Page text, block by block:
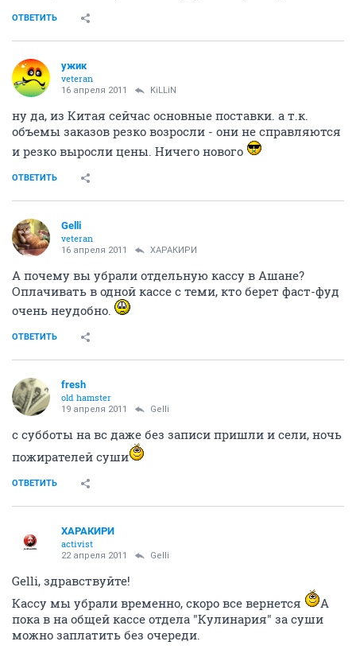
ОТВЕТИТЬ
ужик
veteran
16 апреля 2011 KiLLiN
ну да, из Китая сейчас основные поставки. а т.к.
объемы заказов резко возросли - они не справляются
и резко выросли цены. Ничего нового
ОТВЕТИТЬ
Gelli
veteran
16 апреля 2011 ХАРАКИРИ
А почему вы убрали отдельную кассу в Ашане?
Оплачивать в одной кассе с теми, кто берет фаст-фуд
очень неудобно.
ОТВЕТИТЬ
fresh
old hamster
19 апреля 2011 Gelli
с субботы на вс даже без записи пришли и сели, ночь
пожирателей суши
ОТВЕТИТЬ
ХАРАКИРИ
activist
22 апреля 2011 Gelli
Gelli, здравствуйте!
Кассу мы убрали временно, скоро все вернется
А
пока в на общей кассе отдела "Кулинария" за суши
можно заплатить без очереди.